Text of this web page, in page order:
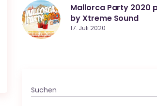
Mallorca Party 2020
by Xtreme Sound
17. Juli 2020
Search
for: